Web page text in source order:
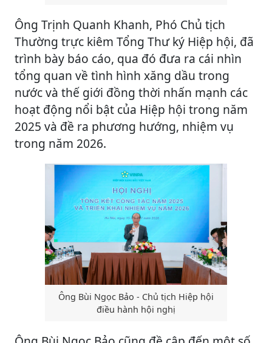
Ông Trịnh Quanh Khanh, Phó Chủ tịch
Thường trực kiêm Tổng Thư ký Hiệp hội, đã
trình bày báo cáo, qua đó đưa ra cái nhìn
tổng quan về tình hình xăng dầu trong
nước và thế giới đồng thời nhấn mạnh các
hoạt động nổi bật của Hiệp hội trong năm
2025 và đề ra phương hướng, nhiệm vụ
trong năm 2026.
Ông Bùi Ngọc Bảo - Chủ tịch Hiệp hội
điều hành hội nghị